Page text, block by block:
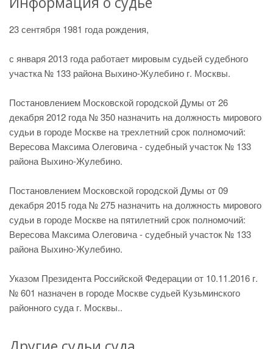
23 сентября 1981 года рождения,
с января 2013 года работает мировым судьей судебного
участка № 133 района Выхино-Жулебино г. Москвы.
Постановлением Московской городской Думы от 26
декабря 2012 года № 350 назначить на должность мирового
судьи в городе Москве на трехлетний срок полномочий:
Вересова Максима Олеговича - судебный участок № 133
района Выхино-Жулебино.
Постановлением Московской городской Думы от 09
декабря 2015 года № 275 назначить на должность мирового
судьи в городе Москве на пятилетний срок полномочий:
Вересова Максима Олеговича - судебный участок № 133
района Выхино-Жулебино.
Указом Президента Российской Федерации от 10.11.2016 г.
№ 601 назначен в городе Москве судьей Кузьминского
районного суда г. Москвы..